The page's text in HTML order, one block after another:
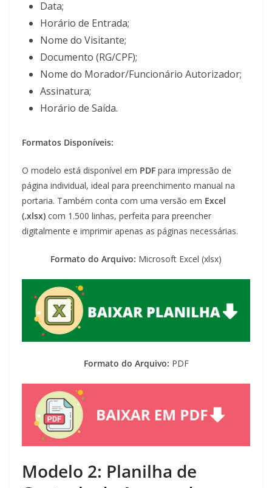
Data;
Horário de Entrada;
Nome do Visitante;
Documento (RG/CPF);
Nome do Morador/Funcionário Autorizador;
Assinatura;
Horário de Saída.
Formatos Disponíveis:
O modelo está disponível em PDF para impressão de
página individual, ideal para preenchimento manual na
portaria. Também conta com uma versão em Excel
(.xlsx) com 1.500 linhas, perfeita para preencher
digitalmente e imprimir apenas as páginas necessárias.
Formato do Arquivo: Microsoft Excel (xlsx)
Formato do Arquivo: PDF
Modelo 2: Planilha de